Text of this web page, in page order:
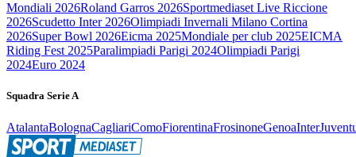
Mondiali 2026Roland Garros 2026Sportmediaset Live Riccione
2026Scudetto Inter 2026Olimpiadi Invernali Milano Cortina
2026Super Bowl 2026Eicma 2025Mondiale per club 2025EICMA
Riding Fest 2025Paralimpiadi Parigi 2024Olimpiadi Parigi
2024Euro 2024
Squadra Serie A
AtalantaBolognaCagliariComoFiorentinaFrosinoneGenoaInter